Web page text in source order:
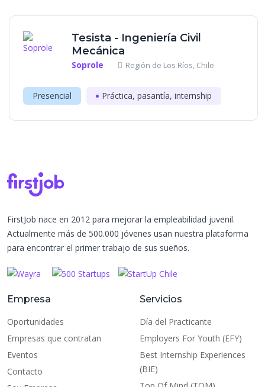
Tesista - Ingeniería Civil
Mecánica
Soprole Región de Los Ríos, Chile
Presencial Práctica, pasantía, internship
FirstJob nace en 2012 para mejorar la empleabilidad juvenil.
Actualmente más de 500.000 jóvenes usan nuestra plataforma
para encontrar el primer trabajo de sus sueños.
Empresa
Oportunidades
Empresas que contratan
Eventos
Contacto
Servicios
Día del Practicante
Employers For Youth (EFY)
Best Internship Experiences
(BIE)